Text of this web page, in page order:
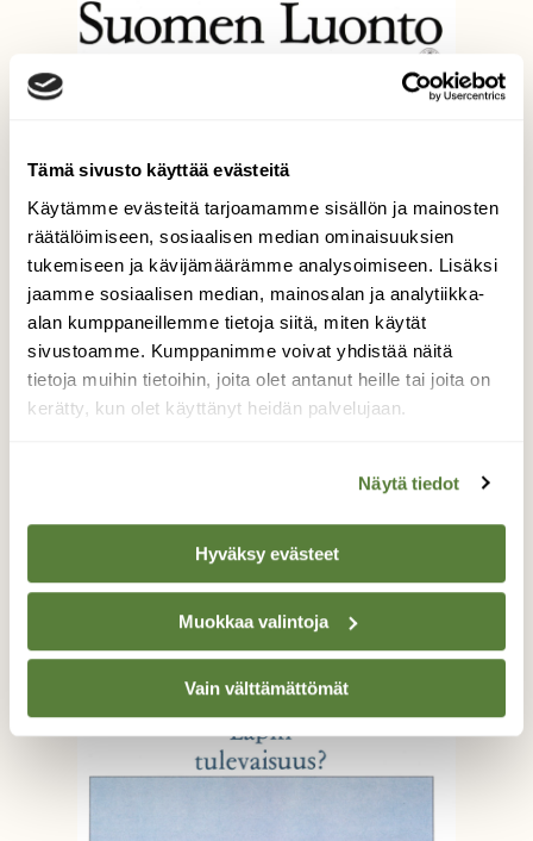
Tämä sivusto käyttää evästeitä
Käytämme evästeitä tarjoamamme sisällön ja mainosten
räätälöimiseen, sosiaalisen median ominaisuuksien
tukemiseen ja kävijämäärämme analysoimiseen. Lisäksi
jaamme sosiaalisen median, mainosalan ja analytiikka-
alan kumppaneillemme tietoja siitä, miten käytät
sivustoamme. Kumppanimme voivat yhdistää näitä
tietoja muihin tietoihin, joita olet antanut heille tai joita on
kerätty, kun olet käyttänyt heidän palvelujaan.
Näytä tiedot
Hyväksy evästeet
Muokkaa valintoja
Vain välttämättömät
3/1983